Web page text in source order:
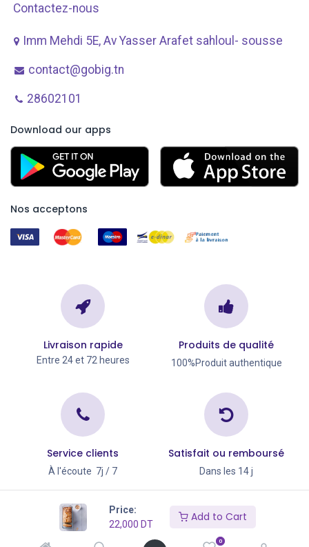
Price:
22,000 DT
Add to Cart
0
Contactez-nous
Imm Mehdi 5E, Av ​Yasser Arafet sahloul- sousse
contact@gobig.tn
28602101
Download our apps
Nos acceptons
Livraison rapide
Entre 24 et 72 heures
Produits de qualité
100%Produit authentique
Service clients
À l'écoute 7j / 7
Satisfait ou remboursé
Dans les 14 j
Copyright © Go Big 2026